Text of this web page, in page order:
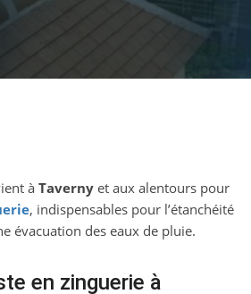
à Taverny et aux alentours pour
, indispensables pour l’étanchéité
évacuation des eaux de pluie.
en zinguerie à